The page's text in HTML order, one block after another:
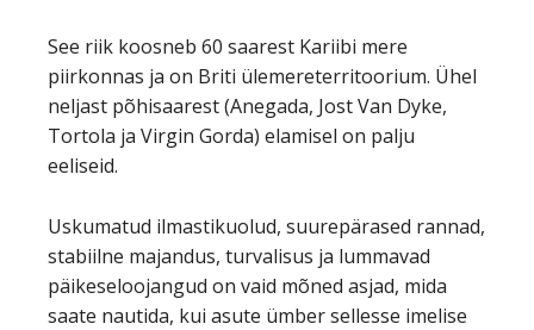
See riik koosneb 60 saarest Kariibi mere
piirkonnas ja on Briti ülemereterritoorium. Ühel
neljast põhisaarest (Anegada, Jost Van Dyke,
Tortola ja Virgin Gorda) elamisel on palju
eeliseid.
Uskumatud ilmastikuolud, suurepärased rannad,
stabiilne majandus, turvalisus ja lummavad
päikeseloojangud on vaid mõned asjad, mida
saate nautida, kui asute ümber sellesse imelise